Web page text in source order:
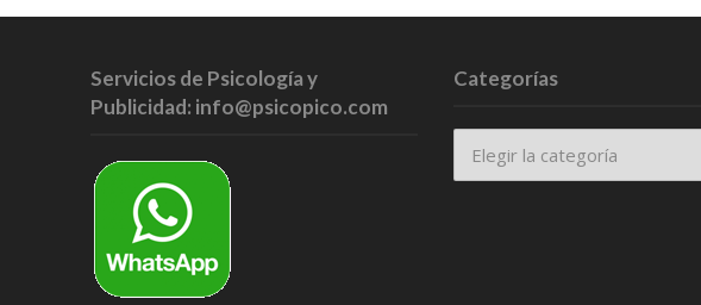
Servicios de Psicología y
Publicidad: info@psicopico.com
Categorías